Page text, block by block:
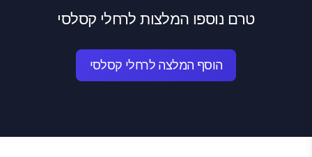
טרם נוספו המלצות לרחלי קסלסי
הוסף המלצה לרחלי קסלסי